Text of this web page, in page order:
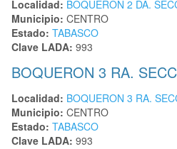
Localidad: BOQUERON 2 DA.
Municipio: CENTRO
Estado: TABASCO
Clave LADA: 993
BOQUERON 3 RA.
Localidad: BOQUERON 3 RA.
Municipio: CENTRO
Estado: TABASCO
Clave LADA: 993